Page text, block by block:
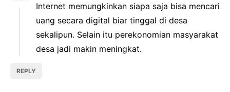
Internet memungkinkan siapa saja bisa mencari
uang secara digital biar tinggal di desa
sekalipun. Selain itu perekonomian masyarakat
desa jadi makin meningkat.
REPLY